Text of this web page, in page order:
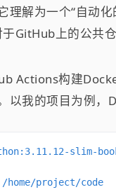
理解为一个“自动
GitHub上的公共
Actions构建
以我的项目为例，
slim-
/home/project/code